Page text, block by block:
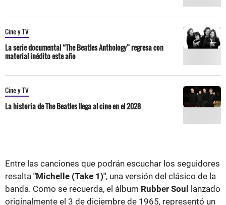
Cine y TV
La serie documental “The Beatles Anthology” regresa con
material inédito este año
Cine y TV
La historia de The Beatles llega al cine en el 2028
Entre las canciones que podrán escuchar los seguidores
resalta "Michelle (Take 1)", una versión del clásico de la
banda. Como se recuerda, el álbum Rubber Soul
lanzado
originalmente el 3 de diciembre de 1965, representó un